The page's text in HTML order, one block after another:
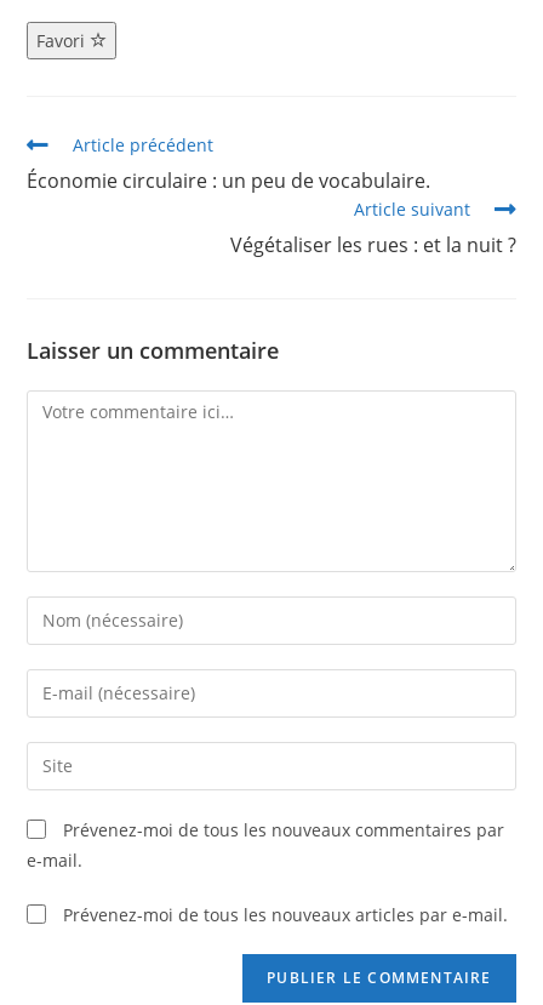
Favori
Article précédent
Économie circulaire : un peu de vocabulaire.
Article suivant
Végétaliser les rues : et la nuit ?
Laisser un commentaire
Prévenez-moi de tous les nouveaux commentaires par
e-mail.
Prévenez-moi de tous les nouveaux articles par e-mail.